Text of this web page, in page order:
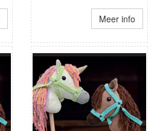
Meer info